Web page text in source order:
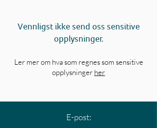
Vennligst ikke send oss sensitive
opplysninger.
Ler mer om hva som regnes som sensitive
opplysninger her
E-post: